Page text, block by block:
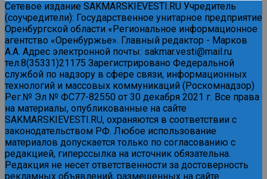
Сетевое издание SAKMARSKIEVESTI.RU Учредитель
(соучредители): Государственное унитарное предприятие
Оренбургской области «Региональное информационное
агентство «Оренбуржье». Главный редактор - Марков
А.А. Адрес электронной почты: sakmar.vesti@mail.ru
тел.8(35331)21175 Зарегистрировано Федеральной
службой по надзору в сфере связи, информационных
технологий и массовых коммуникаций (Роскомнадзор)
Рег.№ Эл № ФС77-82550 от 30 декабря 2021 г. Все права
на материалы, опубликованные на сайте
SAKMARSKIEVESTI.RU, охраняются в соответствии с
законодательством РФ. Любое использование
материалов допускается только по согласованию с
редакцией, гиперссылка на источник обязательна.
Редакция не несет ответственности за достоверность
рекламных объявлений, размещенных на сайте